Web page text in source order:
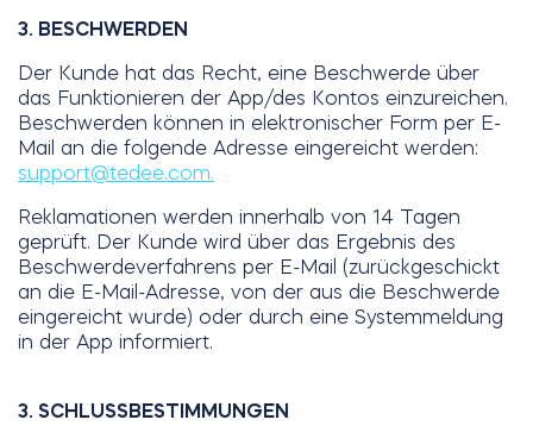
3. BESCHWERDEN
Der Kunde hat das Recht, eine Beschwerde über
das Funktionieren der App/des Kontos einzureichen.
Beschwerden können in elektronischer Form per E-
Mail an die folgende Adresse eingereicht werden:
support@tedee.com
Reklamationen werden innerhalb von 14 Tagen
geprüft. Der Kunde wird über das Ergebnis des
Beschwerdeverfahrens per E-Mail (zurückgeschickt
an die E-Mail-Adresse, von der aus die Beschwerde
eingereicht wurde) oder durch eine Systemmeldung
in der App informiert.
3. SCHLUSSBESTIMMUNGEN